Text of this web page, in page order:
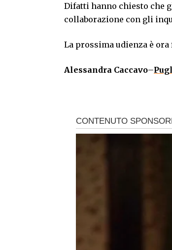
Difatti hanno chiesto che
collaborazione con gli
La prossima udienza è
Alessandra Caccavo–